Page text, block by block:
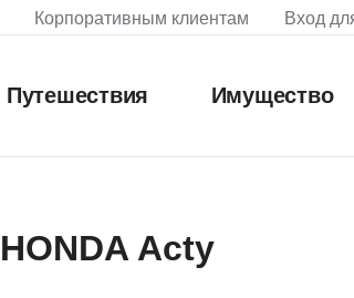
Корпоративным клиентам Вход
Путешествия Имущество
Acty